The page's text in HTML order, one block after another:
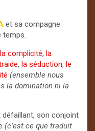
et sa compagne
temps.
la complicité, la
, la séduction, le
(ensemble nous
la domination ni la
défaillant, son conjoint
(c’est ce que traduit